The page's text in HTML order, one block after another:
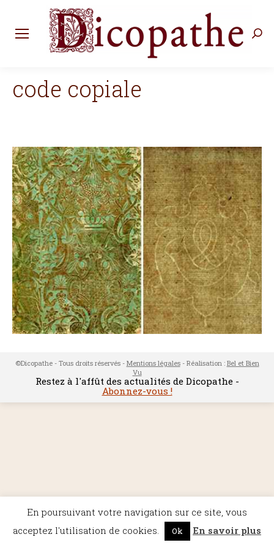
code copiale
©Dicopathe - Tous droits réservés - Mentions légales- Réalisation : Bel et Bien
Vu
Restez à l'affût des actualités de Dicopathe -
Abonnez-vous !
En poursuivant votre navigation sur ce site, vous
acceptez l'utilisation de cookies.
Ok En savoir plus